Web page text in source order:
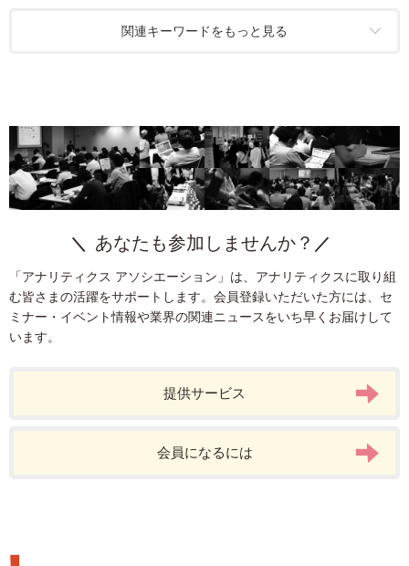
Looker Studio モバイル サイト分析
データクリーンルーム
DMP ターゲティング 課題発見
Cookie
生成AI
EC ダッシュボード 運用型広告
インサイドセールス
SPA
Google Analytics データ統合 Adobe Analytics
SFA
Firebase
KPI ヒートマップ分析 AI
プライバシー保護
クリエイティブ
LPO ビジュアライズ CRM
モバイルアプリ
Google Search Console
Facebook広告 AI広告
Tableau
ユーザー分析
Google Data Portal リスティング広告
P-MAX
webマーケター
関連キーワードをもっと見る
あなたも参加しませんか？
「アナリティクス アソシエーション」は、アナリティクスに取り組
む皆さまの活躍をサポートします。会員登録いただいた方には、セ
ミナー・イベント情報や業界の関連ニュースをいち早くお届けして
います。
提供サービス
会員になるには